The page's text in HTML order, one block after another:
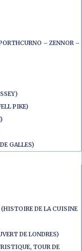
– ZENNOR –
PIKE)
GALLES)
DE LA CUISINE
DE LONDRES)
TOUR DE